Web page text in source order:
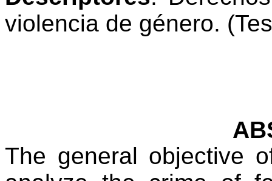
violencia de género.
The general objective